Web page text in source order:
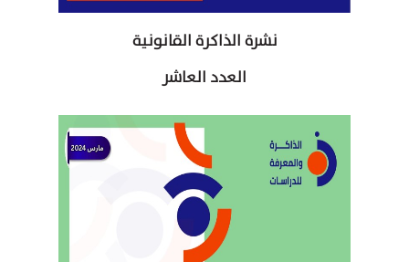
نشرة الذاكرة القانونية
العدد العاشر